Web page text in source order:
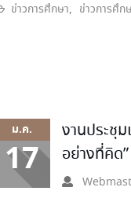
ข่าวการศึกษา, ข่าวการศึก
ม.ค.
17
งานประชุ
อย่างที่คิด